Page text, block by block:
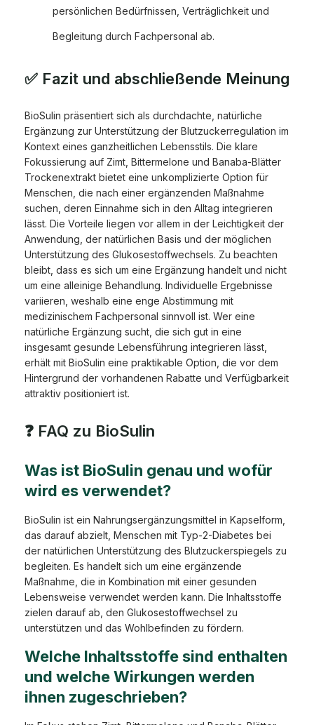
persönlichen Bedürfnissen, Verträglichkeit und
Begleitung durch Fachpersonal ab.
✅ Fazit und abschließende Meinung
BioSulin präsentiert sich als durchdachte, natürliche
Ergänzung zur Unterstützung der Blutzuckerregulation im
Kontext eines ganzheitlichen Lebensstils. Die klare
Fokussierung auf Zimt, Bittermelone und Banaba-Blätter
Trockenextrakt bietet eine unkomplizierte Option für
Menschen, die nach einer ergänzenden Maßnahme
suchen, deren Einnahme sich in den Alltag integrieren
lässt. Die Vorteile liegen vor allem in der Leichtigkeit der
Anwendung, der natürlichen Basis und der möglichen
Unterstützung des Glukosestoffwechsels. Zu beachten
bleibt, dass es sich um eine Ergänzung handelt und nicht
um eine alleinige Behandlung. Individuelle Ergebnisse
variieren, weshalb eine enge Abstimmung mit
medizinischem Fachpersonal sinnvoll ist. Wer eine
natürliche Ergänzung sucht, die sich gut in eine
insgesamt gesunde Lebensführung integrieren lässt,
erhält mit BioSulin eine praktikable Option, die vor dem
Hintergrund der vorhandenen Rabatte und Verfügbarkeit
attraktiv positioniert ist.
❓ FAQ zu BioSulin
Was ist BioSulin genau und wofür
wird es verwendet?
BioSulin ist ein Nahrungsergänzungsmittel in Kapselform,
das darauf abzielt, Menschen mit Typ-2-Diabetes bei
der natürlichen Unterstützung des Blutzuckerspiegels zu
begleiten. Es handelt sich um eine ergänzende
Maßnahme, die in Kombination mit einer gesunden
Lebensweise verwendet werden kann. Die Inhaltsstoffe
zielen darauf ab, den Glukosestoffwechsel zu
unterstützen und das Wohlbefinden zu fördern.
Welche Inhaltsstoffe sind enthalten
und welche Wirkungen werden
ihnen zugeschrieben?